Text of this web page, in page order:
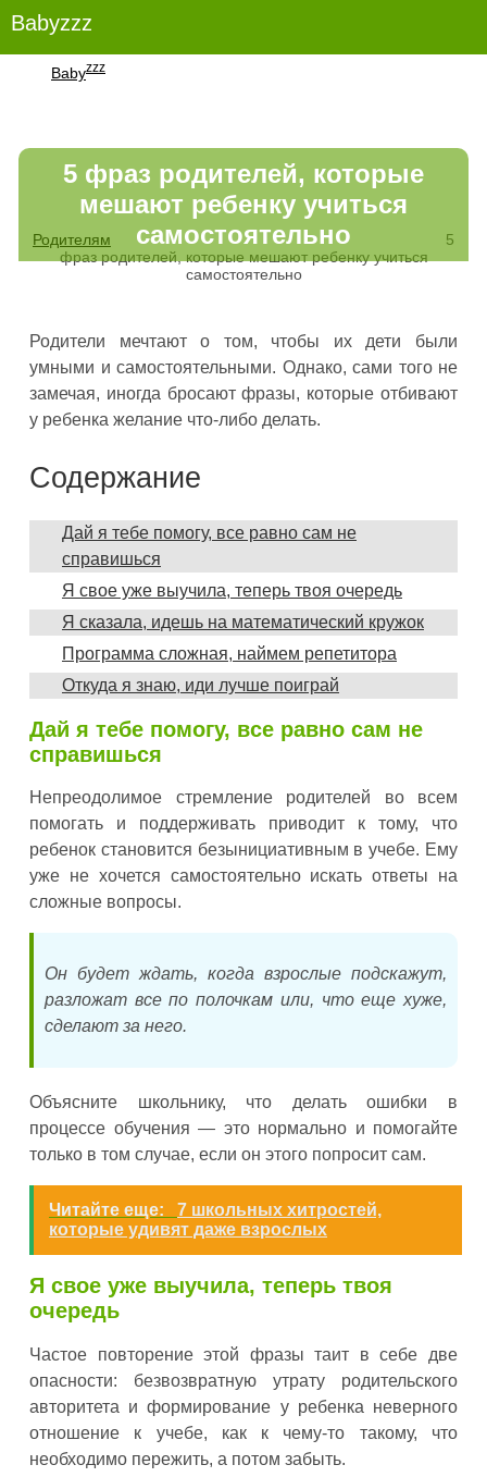
Babyzzz
Babyzzz
Родителям
5
фраз родителей, которые мешают ребенку учиться
самостоятельно
5 фраз родителей, которые
мешают ребенку учиться
самостоятельно
Родители мечтают о том, чтобы их дети были
умными и самостоятельными. Однако, сами того не
замечая, иногда бросают фразы, которые отбивают
у ребенка желание что-либо делать.
Содержание
Дай я тебе помогу, все равно сам не
справишься
Я свое уже выучила, теперь твоя очередь
Я сказала, идешь на математический кружок
Программа сложная, наймем репетитора
Откуда я знаю, иди лучше поиграй
Дай я тебе помогу, все равно сам не
справишься
Непреодолимое стремление родителей во всем
помогать и поддерживать приводит к тому, что
ребенок становится безынициативным в учебе. Ему
уже не хочется самостоятельно искать ответы на
сложные вопросы.
Он будет ждать, когда взрослые подскажут,
разложат все по полочкам или, что еще хуже,
сделают за него.
Объясните школьнику, что делать ошибки в
процессе обучения — это нормально и помогайте
только в том случае, если он этого попросит сам.
Читайте еще:
7 школьных хитростей,
которые удивят даже взрослых
Я свое уже выучила, теперь твоя
очередь
Частое повторение этой фразы таит в себе две
опасности: безвозвратную утрату родительского
авторитета и формирование у ребенка неверного
отношение к учебе, как к чему-то такому, что
необходимо пережить, а потом забыть.